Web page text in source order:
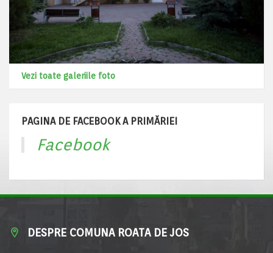
Vezi toate galeriile foto
PAGINA DE FACEBOOK A PRIMĂRIEI
Facebook
DESPRE COMUNA ROATA DE JOS